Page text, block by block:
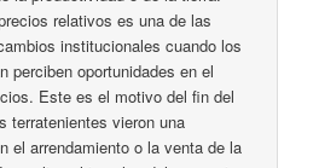
relativos es una de las
institucionales cuando los
perciben oportunidades en el
Este es el motivo del fin del
terratenientes vieron una
el arrendamiento o la venta de la